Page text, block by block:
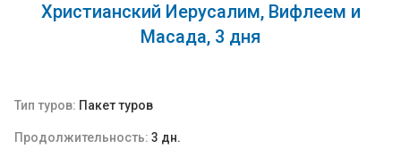
Христианский Иерусалим, Вифлеем и
Масада, 3 дня
Тип туров: Пакет туров
Продолжительность: 3 дн.